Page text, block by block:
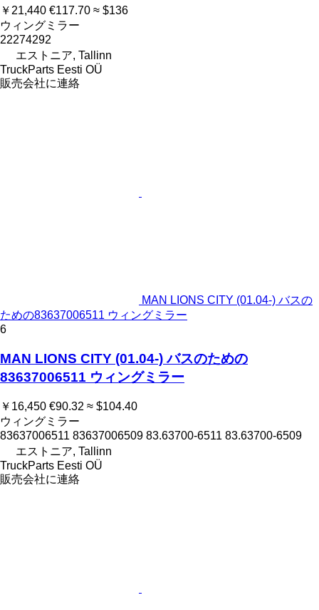
￥21,440 €117.70 ≈ $136
ウィングミラー
22274292
エストニア, Tallinn
TruckParts Eesti OÜ
販売会社に連絡
MAN LIONS CITY (01.04-) バスの
ための83637006511 ウィングミラー
6
MAN LIONS CITY (01.04-) バスのための
83637006511 ウィングミラー
￥16,450 €90.32 ≈ $104.40
ウィングミラー
83637006511 83637006509 83.63700-6511 83.63700-6509
エストニア, Tallinn
TruckParts Eesti OÜ
販売会社に連絡